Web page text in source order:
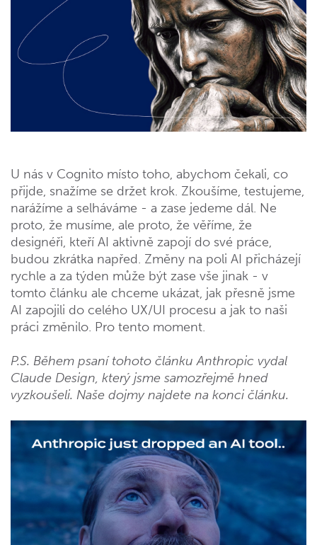
U nás v Cognito místo toho, abychom čekali, co
přijde, snažíme se držet krok. Zkoušíme, testujeme,
narážíme a selháváme - a zase jedeme dál. Ne
proto, že musíme, ale proto, že věříme, že
designéři, kteří AI aktivně zapojí do své práce,
budou zkrátka napřed. Změny na poli AI přicházejí
rychle a za týden může být zase vše jinak - v
tomto článku ale chceme ukázat, jak přesně jsme
AI zapojili do celého UX/UI procesu a jak to naši
práci změnilo. Pro tento moment.
P.S. Během psaní tohoto článku Anthropic vydal
Claude Design, který jsme samozřejmě hned
vyzkoušeli. Naše dojmy najdete na konci článku.